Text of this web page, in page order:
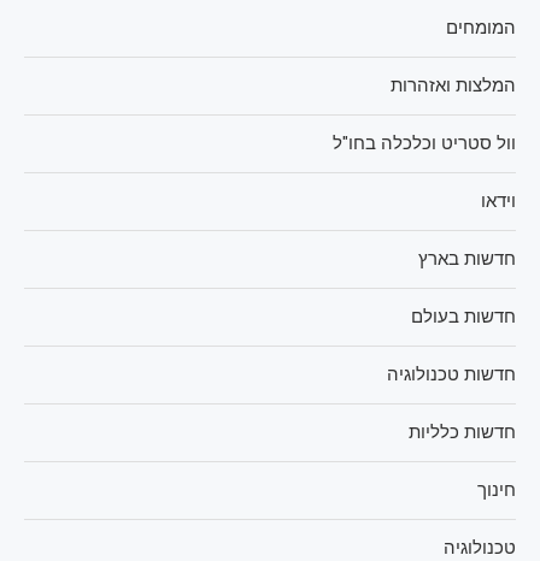
המומחים
המלצות ואזהרות
וול סטריט וכלכלה בחו"ל
וידאו
חדשות בארץ
חדשות בעולם
חדשות טכנולוגיה
חדשות כלליות
חינוך
טכנולוגיה